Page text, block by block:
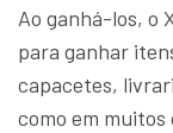
Ao ganhá-los, o
para ganhar
capacetes,
como em